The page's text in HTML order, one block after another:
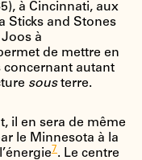
à Cincinnati, aux
Sticks and Stones
à
de mettre en
concernant autant
sousterre.
il en sera de même
le Minnesota à la
7. Le centre